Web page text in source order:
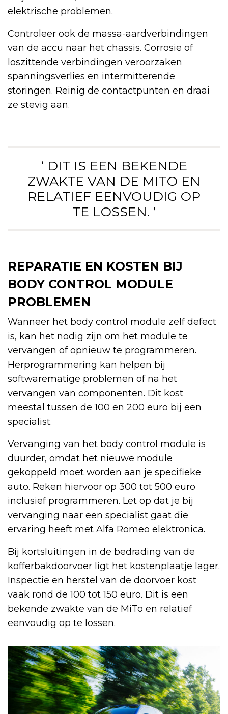
elektrische problemen.
Controleer ook de massa-aardverbindingen
van de accu naar het chassis. Corrosie of
loszittende verbindingen veroorzaken
spanningsverlies en intermitterende
storingen. Reinig de contactpunten en draai
ze stevig aan.
‘ DIT IS EEN BEKENDE
ZWAKTE VAN DE MITO EN
RELATIEF EENVOUDIG OP
TE LOSSEN. ’
REPARATIE EN KOSTEN BIJ
BODY CONTROL MODULE
PROBLEMEN
Wanneer het body control module zelf defect
is, kan het nodig zijn om het module te
vervangen of opnieuw te programmeren.
Herprogrammering kan helpen bij
softwarematige problemen of na het
vervangen van componenten. Dit kost
meestal tussen de 100 en 200 euro bij een
specialist.
Vervanging van het body control module is
duurder, omdat het nieuwe module
gekoppeld moet worden aan je specifieke
auto. Reken hiervoor op 300 tot 500 euro
inclusief programmeren. Let op dat je bij
vervanging naar een specialist gaat die
ervaring heeft met Alfa Romeo elektronica.
Bij kortsluitingen in de bedrading van de
kofferbakdoorvoer ligt het kostenplaatje lager.
Inspectie en herstel van de doorvoer kost
vaak rond de 100 tot 150 euro. Dit is een
bekende zwakte van de MiTo en relatief
eenvoudig op te lossen.